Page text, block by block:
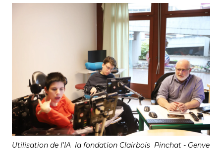
Utilisation de l'IA  la fondation Clairbois  Pinchat - Genve